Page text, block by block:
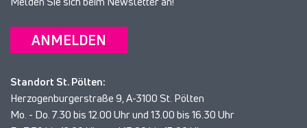
ANMELDEN
Standort St. Pölten:
Herzogenburgerstraße 9, A-3100 St. Pölten
Mo. - Do. 7.30 bis 12.00 Uhr und 13.00 bis 16.30 Uhr